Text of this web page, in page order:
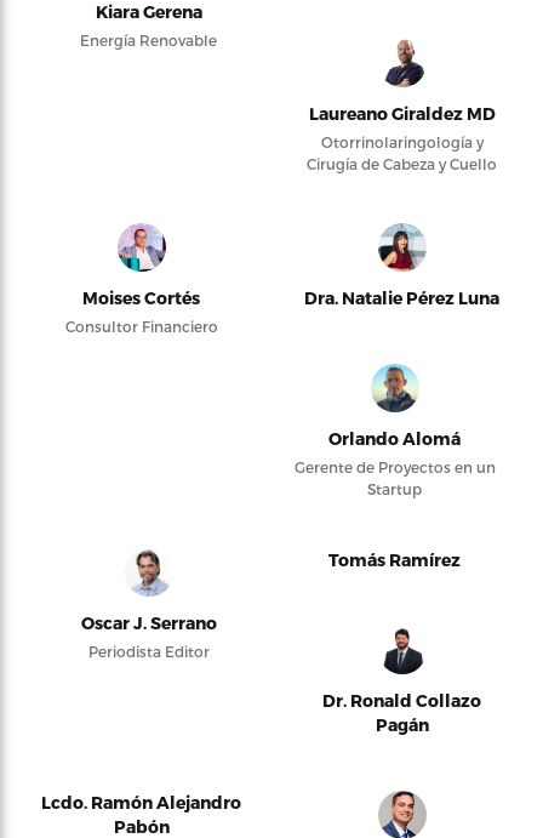
Kiara Gerena
Energía Renovable
Laureano Giraldez MD
Otorrinolaringología y
Cirugía de Cabeza y Cuello
Moises Cortés
Consultor Financiero
Dra. Natalie Pérez Luna
Orlando Alomá
Gerente de Proyectos en un
Startup
Oscar J. Serrano
Periodista Editor
Tomás Ramírez
Dr. Ronald Collazo
Pagán
Lcdo. Ramón Alejandro
Pabón